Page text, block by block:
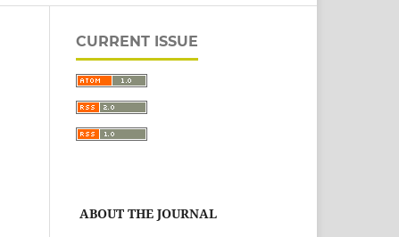
CURRENT ISSUE
ABOUT THE JOURNAL